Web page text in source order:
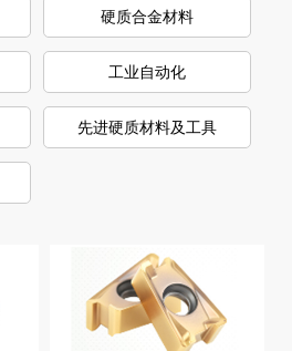
硬质合金材料
工业自动化
先进硬质材料及工具